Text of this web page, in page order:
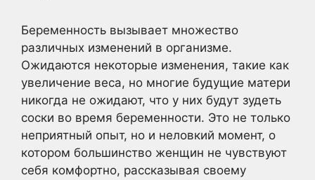
Беременность вызывает множество
различных изменений в организме.
Ожидаются некоторые изменения, такие как
увеличение веса, но многие будущие матери
никогда не ожидают, что у них будут зудеть
соски во время беременности. Это не только
неприятный опыт, но и неловкий момент, о
котором большинство женщин не чувствуют
себя комфортно, рассказывая своему